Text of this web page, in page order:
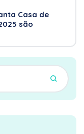
Casa de
são